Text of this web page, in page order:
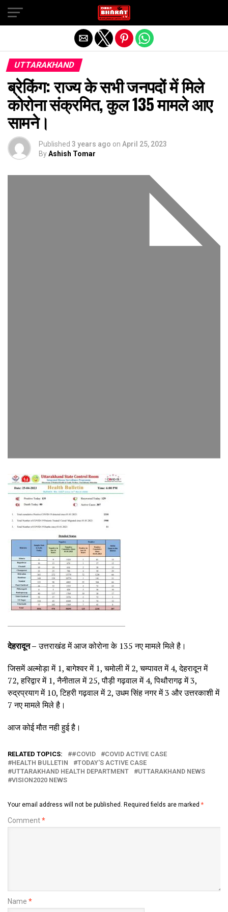
UTTARAKHAND
ब्रेकिंग: राज्य के सभी जनपदों में मिले
कोरोना संक्रमित, कुल 135 मामले आए
सामने।
Published 3 years ago on April 25, 2023
ByAshish Tomar
देहरादून –उत्तराखंड में आज कोरोना के 135 नए मामले मिले है।
जिसमें अल्मोड़ा में 1, बागेश्वर में 1, चमोली में 2, चम्पावत में 4, देहरादून में
72, हरिद्वार में 1, नैनीताल में 25, पौड़ी गढ़वाल में 4, पिथौरागढ़ में 3,
रुद्रप्रयाग में 10, टिहरी गढ़वाल में 2, उधम सिंह नगर में 3 और उत्तरकाशी में
7 नए मामले मिले है।
आज कोई मौत नही हुई है।
RELATED TOPICS: #COVID
COVID ACTIVE CASE
HEALTH BULLETIN
TODAY'S ACTIVE CASE
UTTARAKHAND HEALTH DEPARTMENT
UTTARAKHAND NEWS
VISION2020 NEWS
Your email address will not be published. Required fields are marked *
Comment*
Name *
Exit mobile version